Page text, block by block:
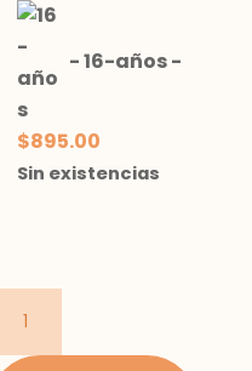
-16-años-
$895.00
Sin existencias
con